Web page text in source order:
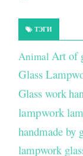
ТЭГИ
Animal Art of
Glass
Glass work
lampwork
handmade by
lampwork